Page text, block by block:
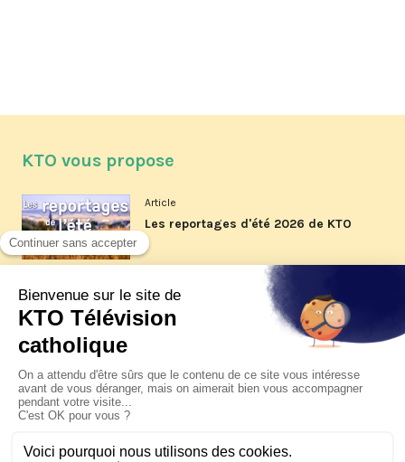
KTO vous propose
Article
Les reportages d'été 2026 de KTO
La visite pastorale du pape Léon
XIV à Assise à suivre sur KTO le
Article
Le pape en Uruguay, Argentine et